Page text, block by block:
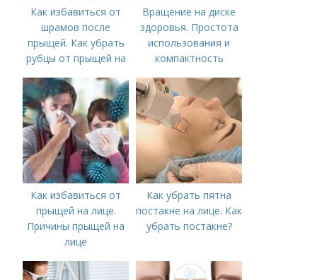
Как избавиться от
шрамов после
прыщей. Как убрать
рубцы от прыщей на
Вращение на диске
здоровья. Простота
использования и
компактность
Как избавиться от
прыщей на лице.
Причины прыщей на
лице
Как убрать пятна
постакне на лице. Как
убрать постакне?